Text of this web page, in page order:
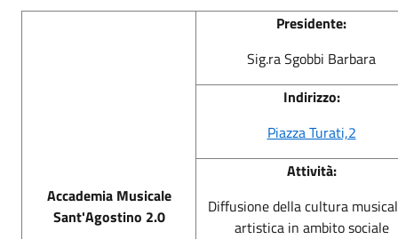
Accademia Musicale
Sant'Agostino 2.0
Presidente:
Sig.ra Sgobbi Barbara
Indirizzo:
Piazza Turati,2
Attività:
Diffusione della cultura
artistica in ambito sociale